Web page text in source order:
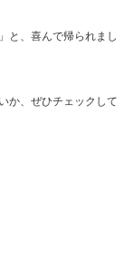
と、喜んで帰られまし
か、ぜひチェックして